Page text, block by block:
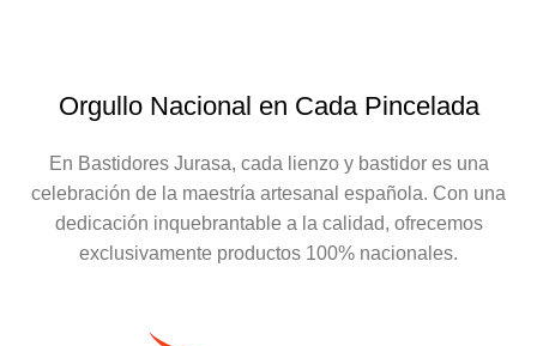
Orgullo Nacional en Cada Pincelada
En Bastidores Jurasa, cada lienzo y bastidor es una
celebración de la maestría artesanal española. Con una
dedicación inquebrantable a la calidad, ofrecemos
exclusivamente productos 100% nacionales.